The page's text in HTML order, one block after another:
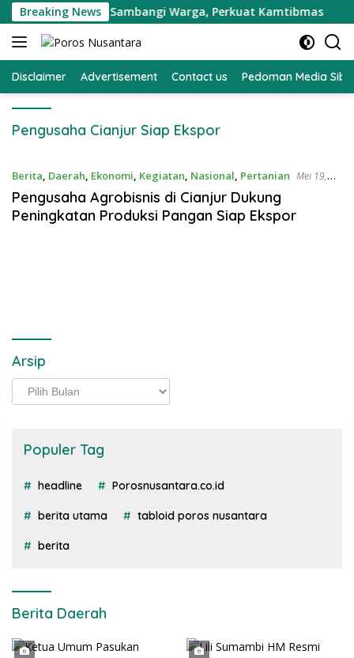
Langsung
ke
konten
Breaking News
Mekar Sambangi Warga, Perkuat Kamtibmas
Disclaimer Advertisement Contact us Pedoman Media
Pengusaha Cianjur Siap Ekspor
Berita, Daerah, Ekonomi, Kegiatan, Nasional, Pertanian Mei 19,
2023
Pengusaha Agrobisnis di Cianjur Dukung
Peningkatan Produksi Pangan Siap Ekspor
Arsip
Arsip
Populer Tag
headline Porosnusantara.co.id
berita utama tabloid poros nusantara
berita
Berita Daerah